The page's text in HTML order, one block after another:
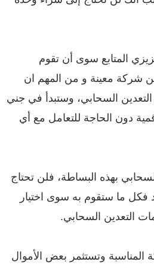
المتابع سوى أن تقوم
من شركة معينة و من المهم ان
السحابي، وستبدأ في جني
دون الحاجة للتعامل مع أي
بهذه البساطة، فلن تحتاج
فكل ما ستقوم به سوى اختيار
التعدين السحابي.
المناسبة وتستثمر بعض الأموال